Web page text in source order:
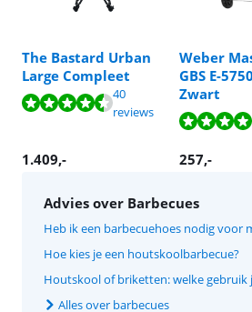
The Bastard Urban
Large Compleet
Beoordeling is 9,1 van de 10, gebaseerd op 40
40
reviews
1.409,-
Weber
GBS E-
Zwart
Beoordeling is 9,1 van de 10, gebaseerd op
257,-
Beoordeling is 9,1 van de 10, gebaseerd op
Beoordeling is 9,0 van de 10, gebaseerd op 13
Beoordeling is 9,8 van de 10, gebaseerd op 4
Beoordeling is 9,2 van de 10, gebaseerd op
Advies over Barbecues
Heb ik een barbecuehoes nodig voor
Hoe kies je een houtskoolbarbecue?
Houtskool of briketten: welke gebruik
Alles over barbecues